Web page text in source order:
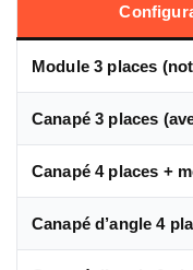
Module 3 places
Canapé 3 places
Canapé 4 places +
Canapé d’angle 4